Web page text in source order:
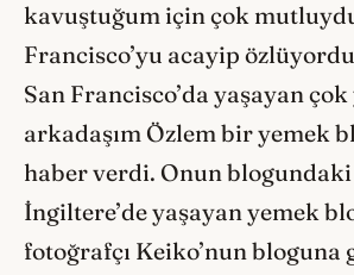
kavuştuğum için çok
Francisco’yu acayip
San Francisco’da yaşayan çok
arkadaşım Özlem bir yemek
haber verdi. Onun
İngiltere’de yaşayan yemek
fotoğrafçı Keiko’nun bloguna